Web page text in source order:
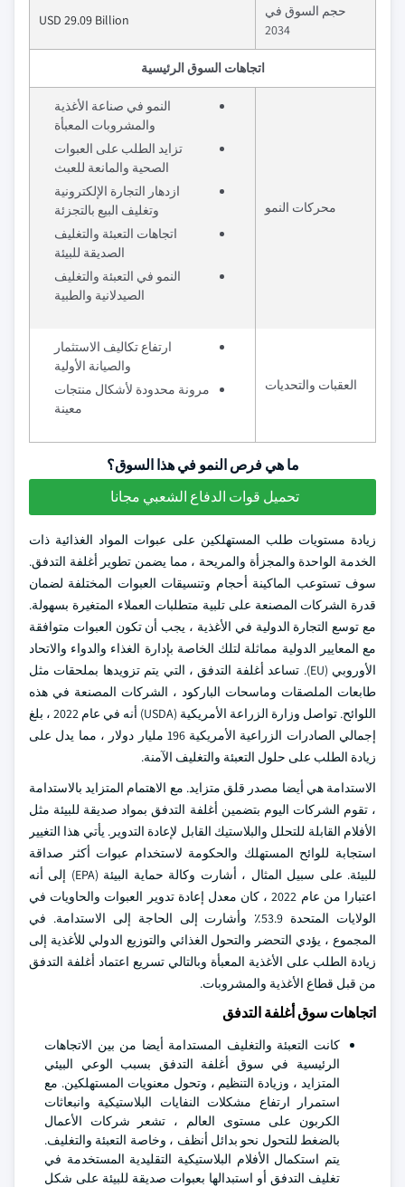
حجم السوق في
2034
USD 29.09 Billion
اتجاهات السوق الرئيسية
محركات النمو
النمو في صناعة الأغذية
والمشروبات المعبأة
تزايد الطلب على العبوات
الصحية والمانعة للعبث
ازدهار التجارة الإلكترونية
وتغليف البيع بالتجزئة
اتجاهات التعبئة والتغليف
الصديقة للبيئة
النمو في التعبئة والتغليف
الصيدلانية والطبية
العقبات والتحديات
ارتفاع تكاليف الاستثمار
والصيانة الأولية
مرونة محدودة لأشكال منتجات
معينة
ما هي فرص النمو في هذا السوق؟
تحميل قوات الدفاع الشعبي مجانا
زيادة مستويات طلب المستهلكين على عبوات المواد الغذائية ذات
الخدمة الواحدة والمجزأة والمريحة ، مما يضمن تطوير أغلفة التدفق.
سوف تستوعب الماكينة أحجام وتنسيقات العبوات المختلفة لضمان
قدرة الشركات المصنعة على تلبية متطلبات العملاء المتغيرة بسهولة.
مع توسع التجارة الدولية في الأغذية ، يجب أن تكون العبوات متوافقة
مع المعايير الدولية مماثلة لتلك الخاصة بإدارة الغذاء والدواء والاتحاد
الأوروبي (EU). تساعد أغلفة التدفق ، التي يتم تزويدها بملحقات مثل
طابعات الملصقات وماسحات الباركود ، الشركات المصنعة في هذه
اللوائح. تواصل وزارة الزراعة الأمريكية (USDA) أنه في عام 2022 ، بلغ
إجمالي الصادرات الزراعية الأمريكية 196 مليار دولار ، مما يدل على
زيادة الطلب على حلول التعبئة والتغليف الآمنة.
الاستدامة هي أيضا مصدر قلق متزايد. مع الاهتمام المتزايد بالاستدامة
، تقوم الشركات اليوم بتضمين أغلفة التدفق بمواد صديقة للبيئة مثل
الأفلام القابلة للتحلل والبلاستيك القابل لإعادة التدوير. يأتي هذا التغيير
استجابة للوائح المستهلك والحكومة لاستخدام عبوات أكثر صداقة
للبيئة. على سبيل المثال ، أشارت وكالة حماية البيئة (EPA) إلى أنه
اعتبارا من عام 2022 ، كان معدل إعادة تدوير العبوات والحاويات في
الولايات المتحدة 53.9٪ وأشارت إلى الحاجة إلى الاستدامة. في
المجموع ، يؤدي التحضر والتحول الغذائي والتوزيع الدولي للأغذية إلى
زيادة الطلب على الأغذية المعبأة وبالتالي تسريع اعتماد أغلفة التدفق
من قبل قطاع الأغذية والمشروبات.
اتجاهات سوق أغلفة التدفق
كانت التعبئة والتغليف المستدامة أيضا من بين الاتجاهات
الرئيسية في سوق أغلفة التدفق بسبب الوعي البيئي
المتزايد ، وزيادة التنظيم ، وتحول معنويات المستهلكين. مع
استمرار ارتفاع مشكلات النفايات البلاستيكية وانبعاثات
الكربون على مستوى العالم ، تشعر شركات الأعمال
بالضغط للتحول نحو بدائل أنظف ، وخاصة التعبئة والتغليف.
يتم استكمال الأفلام البلاستيكية التقليدية المستخدمة في
تغليف التدفق أو استبدالها بعبوات صديقة للبيئة على شكل